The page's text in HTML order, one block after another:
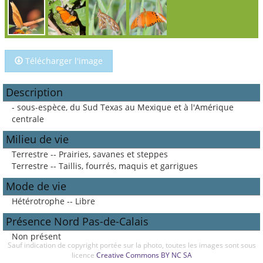
Télécharger l'image
Description
- sous-espèce, du Sud Texas au Mexique et à l'Amérique
centrale
Milieu de vie
Terrestre -- Prairies, savanes et steppes
Terrestre -- Taillis, fourrés, maquis et garrigues
Mode de vie
Hétérotrophe -- Libre
Présence Nord Pas-de-Calais
Non présent
Sauf indication de copyright portée sur la photo, toutes les images sont sous
licence Creative Commons BY NC SA